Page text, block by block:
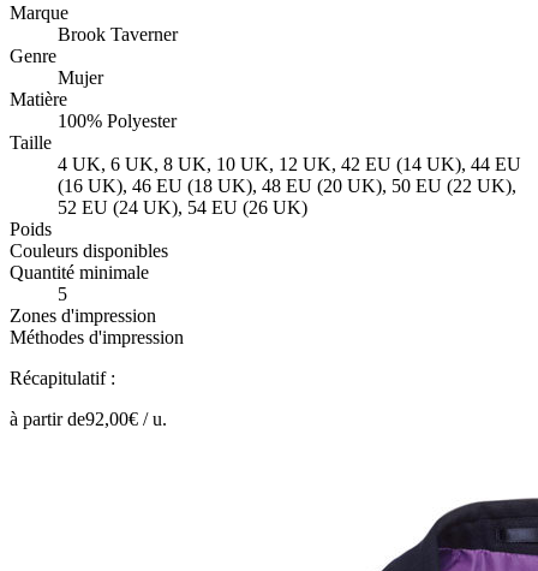
Marque
Brook Taverner
Genre
Mujer
Matière
100% Polyester
Taille
4 UK, 6 UK, 8 UK, 10 UK, 12 UK, 42 EU (14 UK), 44 EU
(16 UK), 46 EU (18 UK), 48 EU (20 UK), 50 EU (22 UK),
52 EU (24 UK), 54 EU (26 UK)
Poids
Couleurs disponibles
Quantité minimale
5
Zones d'impression
Méthodes d'impression
Récapitulatif :
à partir de92,00€ /u.